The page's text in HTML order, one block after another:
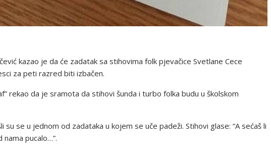
kazao je da će zadatak sa stihovima folk pjevačice Svetlane Cece
za peti razred biti izbačen.
rekao da je sramota da stihovi šunda i turbo folka budu u školskom
su se u jednom od zadataka u kojem se uče padeži. Stihovi glase: “A sećaš li
pucalo…”.